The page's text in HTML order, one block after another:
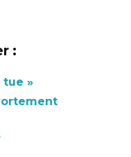
:
tue »